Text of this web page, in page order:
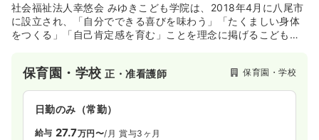
社会福祉法人幸悠会 みゆきこども学院は、2018年4月に八尾市
に設立され、「自分でできる喜びを味わう」「たくましい身体
をつくる」「自己肯定感を育む」ことを理念に掲げるこども学
し、専門性と意欲の高い教職員が、子どもたちの成長をサポー
トします。
保育園・学校正・准看護師 保育園・学校
日勤のみ（常勤）
給与 27.7万円〜/月 賞与3ヶ月